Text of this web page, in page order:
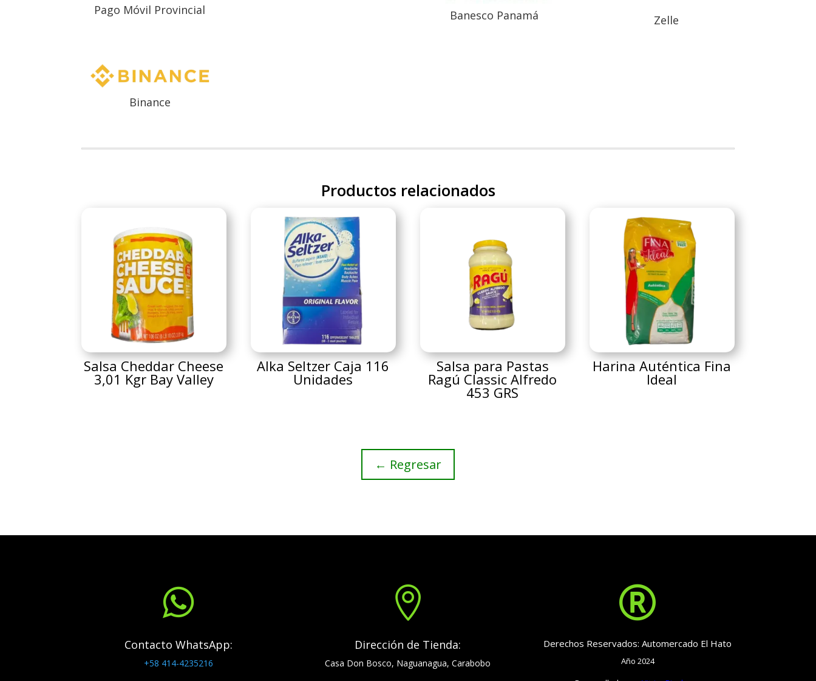
Pago Móvil Provincial Banesco Panamá Zelle
Binance
Productos relacionados
Salsa Cheddar Cheese
3,01 Kgr Bay Valley
Alka Seltzer Caja 116
Unidades
Salsa para Pastas
Ragú Classic Alfredo
453 GRS
Harina Auténtica Fina
Ideal
← Regresar

Contacto WhatsApp:
+58 414-4235216

Dirección de Tienda:
Casa Don Bosco, Naguanagua, Carabobo

Derechos Reservados: Automercado El Hato
Año 2024